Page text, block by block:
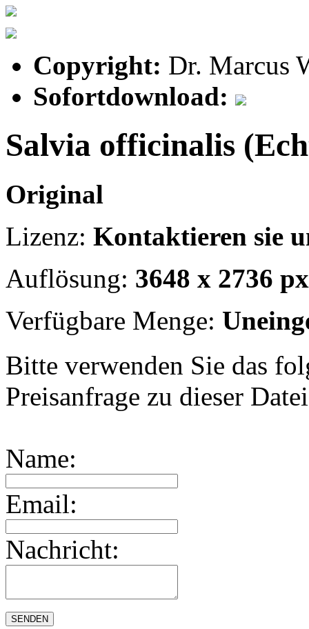
Copyright: Dr. Marcus
Sofortdownload:
Salvia officinalis
Original
Lizenz: Kontaktieren sie
Auflösung: 3648 x 2736 px
Verfügbare Menge:
Bitte verwenden Sie das
Preisanfrage zu dieser
Name:
Email:
Nachricht: